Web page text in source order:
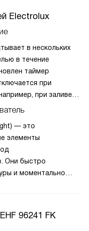
Electrolux
в нескольких
в течение
таймер
при
при заливе
неполадок.
— это
элементы
Они быстро
и моментально
96241 FK